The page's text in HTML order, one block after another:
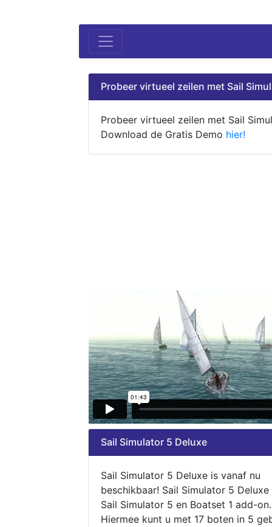
Probeer virtueel zeilen met Sail
Probeer virtueel zeilen met Sail
Download de Gratis Demo hier!
Sail Simulator 5 Deluxe
Sail Simulator 5 Deluxe is vanaf nu
beschikbaar! Sail Simulator 5
Sail Simulator 5 en Boatset 1 add-on.
Hiermee kunt u met 17 boten in 5